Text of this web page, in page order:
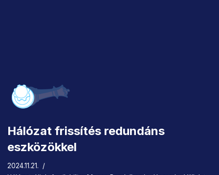
Hálózat frissítés redundáns
eszközökkel
2024.11.21.